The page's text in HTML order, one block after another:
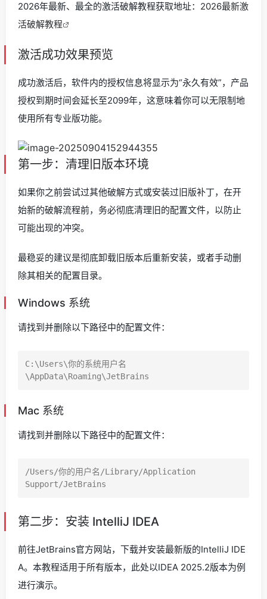
2026年最新、最全的激活破解教程获取地址： 2026最新激
活破解教程
激活成功效果预览
成功激活后，软件内的授权信息将显示为“永久有效”，产品
授权到期时间会延长至2099年，这意味着你可以无限制地
使用所有专业版功能。
第一步：清理旧版本环境
如果你之前尝试过其他破解方式或安装过旧版补丁，在开
始新的破解流程前，务必彻底清理旧的配置文件，以防止
可能出现的冲突。
最稳妥的建议是彻底卸载旧版本后重新安装，或者手动删
除其相关的配置目录。
Windows 系统
请找到并删除以下路径中的配置文件：
C:\Users\你的系统用户名
Mac 系统
请找到并删除以下路径中的配置文件：
/Users/你的用户名/Library/Application
第二步：安装 IntelliJ IDEA
前往JetBrains官方网站，下载并安装最新版的IntelliJ IDE
A。本教程适用于所有版本，此处以IDEA 2025.2版本为例
进行演示。